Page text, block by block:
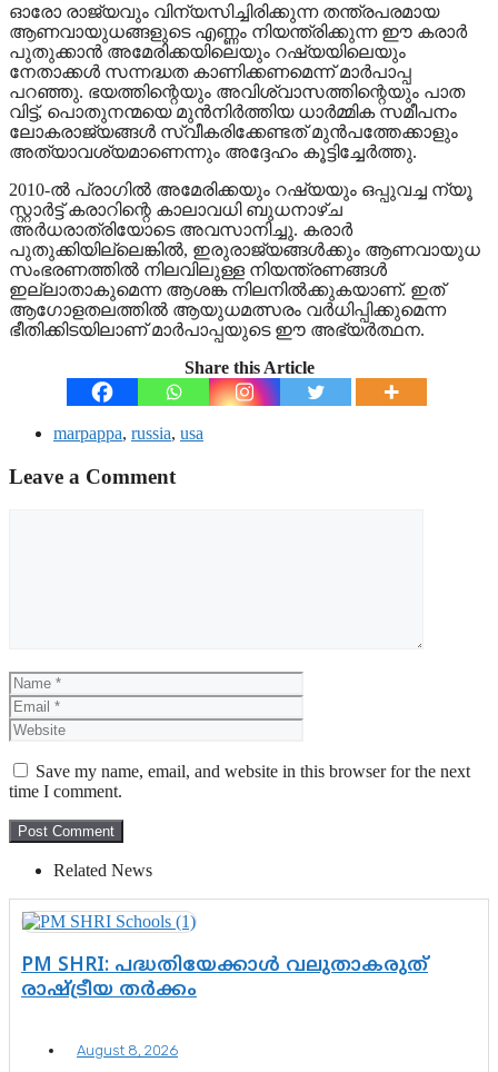
ഓരോ രാജ്യവും വിന്യസിച്ചിരിക്കുന്ന തന്ത്രപരമായ
ആണവായുധങ്ങളുടെ എണ്ണം നിയന്ത്രിക്കുന്ന ഈ കരാർ
പുതുക്കാൻ അമേരിക്കയിലെയും റഷ്യയിലെയും
നേതാക്കൾ സന്നദ്ധത കാണിക്കണമെന്ന് മാർപാപ്പ
പറഞ്ഞു. ഭയത്തിന്റെയും അവിശ്വാസത്തിന്റെയും പാത
വിട്ട്, പൊതുനന്മയെ മുൻനിർത്തിയ ധാർമ്മിക സമീപനം
ലോകരാജ്യങ്ങൾ സ്വീകരിക്കേണ്ടത് മുൻപത്തേക്കാളും
അത്യാവശ്യമാണെന്നും അദ്ദേഹം കൂട്ടിച്ചേർത്തു.
2010-ൽ പ്രാഗിൽ അമേരിക്കയും റഷ്യയും ഒപ്പുവച്ച ന്യൂ
സ്റ്റാർട്ട് കരാറിന്റെ കാലാവധി ബുധനാഴ്ച
അർധരാത്രിയോടെ അവസാനിച്ചു. കരാർ
പുതുക്കിയില്ലെങ്കിൽ, ഇരുരാജ്യങ്ങൾക്കും ആണവായുധ
സംഭരണത്തിൽ നിലവിലുള്ള നിയന്ത്രണങ്ങൾ
ഇല്ലാതാകുമെന്ന ആശങ്ക നിലനിൽക്കുകയാണ്. ഇത്
ആഗോളതലത്തിൽ ആയുധമത്സരം വർധിപ്പിക്കുമെന്ന
ഭീതിക്കിടയിലാണ് മാർപാപ്പയുടെ ഈ അഭ്യർത്ഥന.
Share this Article
marpappa, russia, usa
Leave a Comment
Name
Save my name, email, and website in this browser for the next
time I comment.
Related News
PM SHRI: പദ്ധതിയേക്കാൾ വലുതാകരുത്
രാഷ്ട്രീയ തർക്കം
August 8, 2026